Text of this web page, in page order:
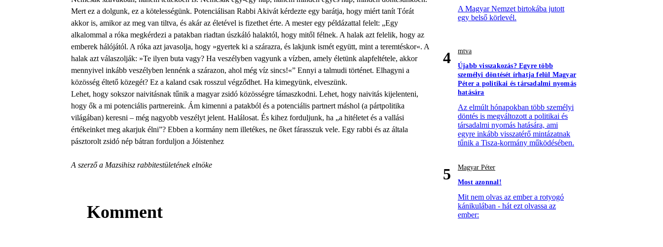
Mert ez a dolgunk, ez a kötelességünk. Potenciálisan Rabbi Akivát kérdezte egy barátja, hogy miért tanít Tórát
akkor is, amikor az meg van tiltva, és akár az életével is fizethet érte. A mester egy példázattal felelt: „Egy
alkalommal a róka megkérdezi a patakban riadtan úszkáló halaktól, hogy mitől félnek. A halak azt felelik, hogy az
emberek hálójától. A róka azt javasolja, hogy »gyertek ki a szárazra, és lakjunk ismét együtt, mint a teremtéskor«. A
halak azt válaszolják: »Te ilyen buta vagy? Ha veszélyben vagyunk a vízben, amely életünk alapfeltétele, akkor
mennyivel inkább veszélyben lennénk a szárazon, ahol még víz sincs!«” Ennyi a talmudi történet. Elhagyni a
közösség éltető közegét? Ez a kaland csak rosszul végződhet. Ha kimegyünk, elveszünk.
Lehet, hogy sokszor naivitásnak tűnik a magyar zsidó közösségre támaszkodni. Lehet, hogy naivitás kijelenteni,
hogy ők a mi potenciális partnereink. Ám kimenni a patakból és a potenciális partnert máshol (a pártpolitika
világában) keresni – még nagyobb veszélyt jelent. Halálosat. És kihez forduljunk, ha „a hitéletet és a vallási
értékeinket meg akarjuk élni”? Ebben a kormány nem illetékes, ne őket fárasszuk vele. Egy rabbi és az általa
pásztorolt zsidó nép bátran forduljon a Jóistenhez
A szerző a Mazsihisz rabbitestületének elnöke
Komment
A Magyar Nemzet birtokába jutott
egy belső körlevél.
4
mtva
Újabb visszakozás? Egyre több
személyi döntését írhatja felül Magyar
Péter a politikai és társadalmi nyomás
hatására
Az elmúlt hónapokban több személyi
döntés is megváltozott a politikai és
társadalmi nyomás hatására, ami
egyre inkább visszatérő mintázatnak
tűnik a Tisza-kormány működésében.
5
Magyar Péter
Most azonnal!
Mit nem olvas az ember a rotyogó
kánikulában - hát ezt olvassa az
ember: